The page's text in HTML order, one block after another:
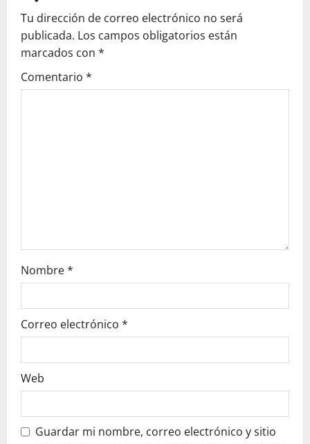
i
g
a
Tu dirección de correo electrónico no será
publicada. Los campos obligatorios están
marcados con *
Comentario *
Nombre*
Correo electrónico *
Web
Guardar mi nombre, correo electrónico y sitio